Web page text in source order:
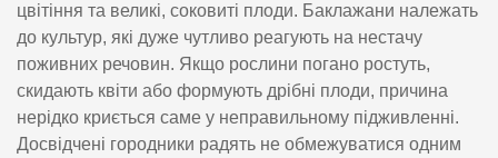
цвітіння та великі, соковиті плоди. Баклажани належать
до культур, які дуже чутливо реагують на нестачу
поживних речовин. Якщо рослини погано ростуть,
скидають квіти або формують дрібні плоди, причина
нерідко криється саме у неправильному підживленні.
Досвідчені городники радять не обмежуватися одним